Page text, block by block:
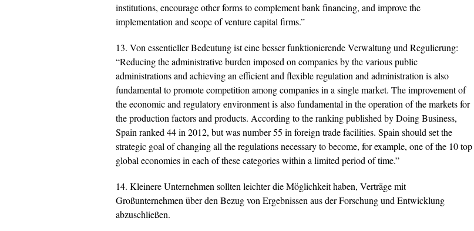
institutions, encourage other forms to complement bank financing, and improve the
implementation and scope of venture capital firms.”
13. Von essentieller Bedeutung ist eine besser funktionierende Verwaltung und Regulierung:
“Reducing the administrative burden imposed on companies by the various public
administrations and achieving an efficient and flexible regulation and administration is also
fundamental to promote competition among companies in a single market. The improvement of
the economic and regulatory environment is also fundamental in the operation of the markets for
the production factors and products. According to the ranking published by Doing Business,
Spain ranked 44 in 2012, but was number 55 in foreign trade facilities. Spain should set the
strategic goal of changing all the regulations necessary to become, for example, one of the 10 top
global economies in each of these categories within a limited period of time.”
14. Kleinere Unternehmen sollten leichter die Möglichkeit haben, Verträge mit
Großunternehmen über den Bezug von Ergebnissen aus der Forschung und Entwicklung
abzuschließen.